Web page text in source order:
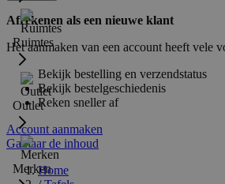
Ruimtes
Outlet
Merken
Afrekenen als een nieuwe klant
Het aanmaken van een account heeft vele
Bekijk bestelling en verzendstatus
Bekijk bestelgeschiedenis
Reken sneller af
Account aanmaken
Ga naar de inhoud
Home